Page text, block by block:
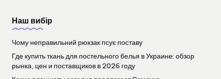
Наш вибір
Чому неправильний рюкзак псує поставу
Где купить ткань для постельного белья в Украине: обзор
рынка, цен и поставщиков в 2026 году